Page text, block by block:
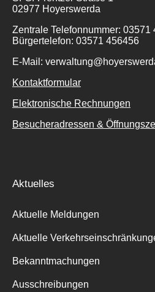
02977 Hoyerswerda
Zentrale Telefonnummer: 03571
Bürgertelefon: 03571 456456
E-Mail:
Kontaktformular
Elektronische Rechnungen
Besucheradressen &
Aktuelles
Aktuelle Meldungen
Aktuelle
Bekanntmachungen
Ausschreibungen